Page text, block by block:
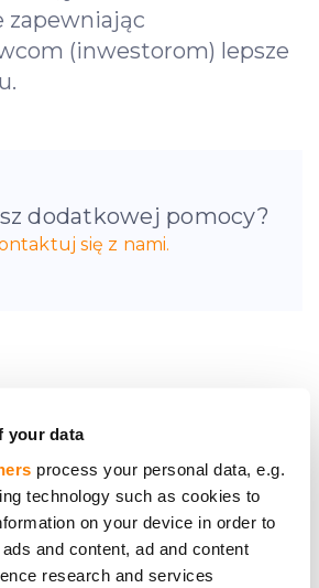
your data
process your personal data, e.g.
technology such as cookies to
on your device in order to
and content, ad and content
research and services
zapewniając
(inwestorom) lepsze
dodatkowej pomocy?
się z nami.
dowie się o nowych
możliwościach
inwestycyjnych.